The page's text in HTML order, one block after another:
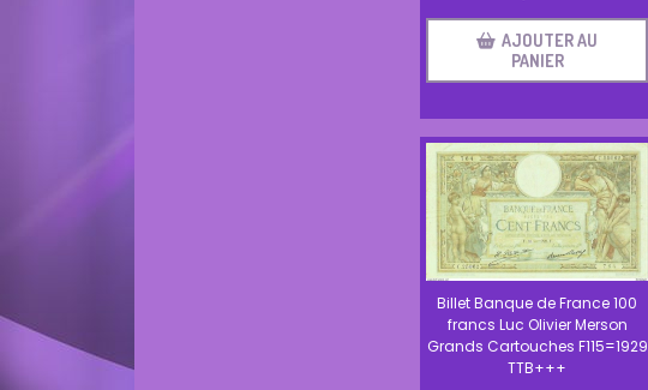
AJOUTER AU
PANIER
Billet Banque de France 100
francs Luc Olivier Merson
Grands Cartouches F115=1929
TTB+++